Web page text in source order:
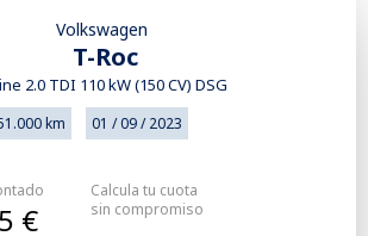
Volkswagen
T-Roc
2.0 TDI 110 kW (150 CV) DSG
km 01 / 09 / 2023
€
Calcula tu cuota
sin compromiso